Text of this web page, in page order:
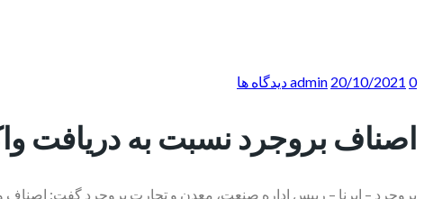
admin 20/10/2021 0 دیدگاه ها
اصناف بروجرد نسبت به دریافت
بروحرد – ایرنا – رییس اداره صنعت، معدن و تجارت بروجرد گفت: اصناف